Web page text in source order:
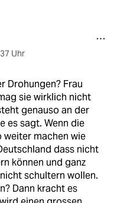
Uhr
Drohungen? Frau
sie wirklich nicht
genauso an der
es sagt. Wenn die
weiter machen wie
dass nicht
können und ganz
schultern wollen.
Dann kracht es